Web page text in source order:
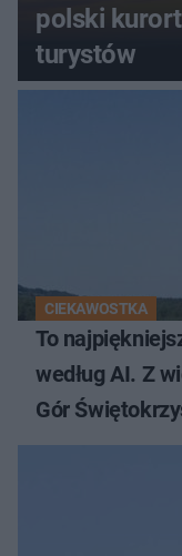
polski
turystów
CIEKAWOSTKA
To
według AI. Z
Gór